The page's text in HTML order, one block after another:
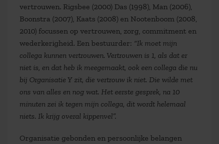
vertrouwen. Rigsbee (2000) Das (1998), Man (2006),
Boonstra (2007), Kaats (2008) en Nootenboom (2008,
2010) focussen op vertrouwen, zorg, commitment en
wederkerigheid. Een bestuurder: “Ik moet mijn
collega kunnen vertrouwen. Vertrouwen is 1, als dat er
niet is, en dat heb ik meegemaakt, ook een collega die nu
bij Organisatie Y zit, die vertrouw ik niet. Die wilde met
ons van alles en nog wat. Het eerste gesprek, na 10
minuten zei ik tegen mijn collega, dit wordt helemaal
niets. Ik krijg overal kippenvel”.
Organisatie gebonden en persoonlijke belangen